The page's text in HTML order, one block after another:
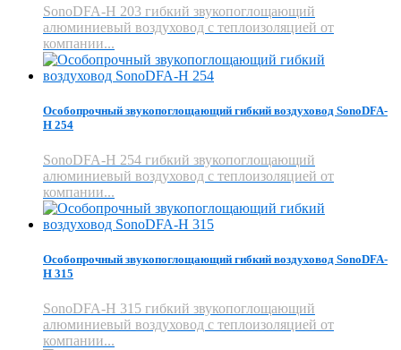
SonoDFA-H 203 гибкий звукопоглощающий
алюминиевый воздуховод с теплоизоляцией от
компании...
Особопрочный звукопоглощающий гибкий воздуховод SonoDFA-
H 254
SonoDFA-H 254 гибкий звукопоглощающий
алюминиевый воздуховод с теплоизоляцией от
компании...
Особопрочный звукопоглощающий гибкий воздуховод SonoDFA-
H 315
SonoDFA-H 315 гибкий звукопоглощающий
алюминиевый воздуховод с теплоизоляцией от
компании...